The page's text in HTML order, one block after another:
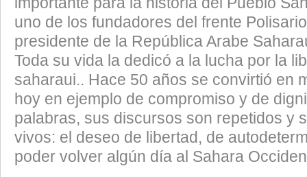
uno de los fundadores del frente
presidente de la República Arabe
Toda su vida la dedicó a la lucha por la
saharaui.. Hace 50 años se convirtió en
hoy en ejemplo de compromiso y de
palabras, sus discursos son repetidos y
vivos: el deseo de libertad, de
poder volver algún día al Sahara